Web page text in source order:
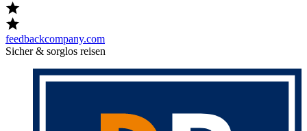
feedbackcompany.com
Sicher & sorglos reisen